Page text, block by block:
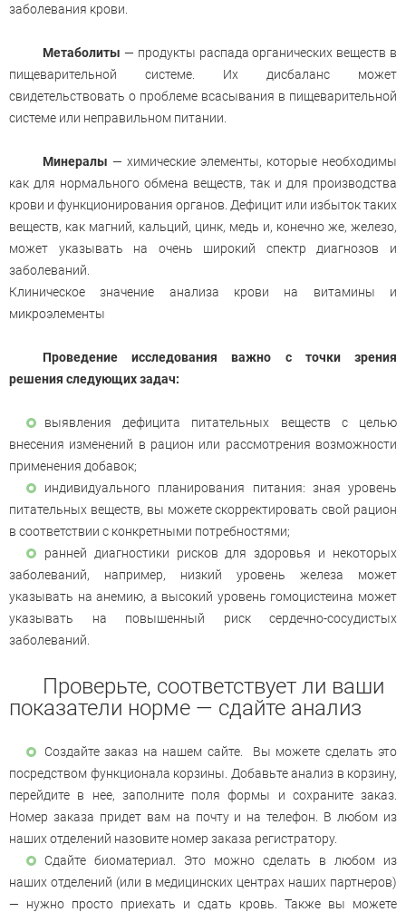
заболевания крови.
Метаболиты — продукты распада органических веществ в
пищеварительной системе. Их дисбаланс может
свидетельствовать о проблеме всасывания в пищеварительной
системе или неправильном питании.
Минералы — химические элементы, которые необходимы
как для нормального обмена веществ, так и для производства
крови и функционирования органов. Дефицит или избыток таких
веществ, как магний, кальций, цинк, медь и, конечно же, железо,
может указывать на очень широкий спектр диагнозов и
заболеваний.
Клиническое значение анализа крови на витамины и
микроэлементы
Проведение исследования важно с точки зрения
решения следующих задач:
выявления дефицита питательных веществ с целью
внесения изменений в рацион или рассмотрения возможности
применения добавок;
индивидуального планирования питания: зная уровень
питательных веществ, вы можете скорректировать свой рацион
в соответствии с конкретными потребностями;
ранней диагностики рисков для здоровья и некоторых
заболеваний, например, низкий уровень железа может
указывать на анемию, а высокий уровень гомоцистеина может
указывать на повышенный риск сердечно-сосудистых
заболеваний.
Проверьте, соответствует ли ваши
показатели норме — сдайте анализ
Создайте заказ на нашем сайте. Вы можете сделать это
посредством функционала корзины. Добавьте анализ в корзину,
перейдите в нее, заполните поля формы и сохраните заказ.
Номер заказа придет вам на почту и на телефон. В любом из
наших отделений назовите номер заказа регистратору.
Сдайте биоматериал. Это можно сделать в любом из
наших отделений (или в медицинских центрах наших партнеров)
— нужно просто приехать и сдать кровь. Также вы можете